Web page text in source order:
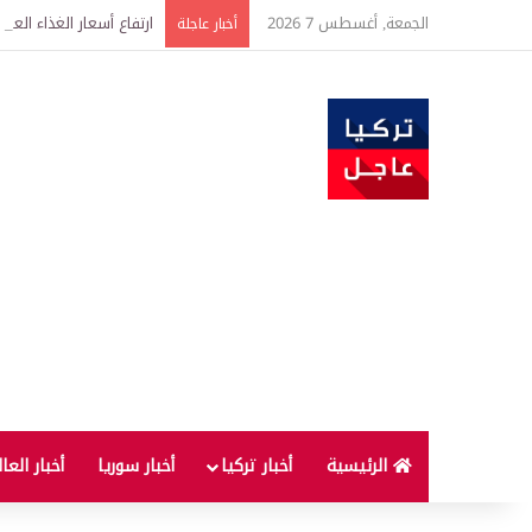
الجمعة, أغسطس 7 2026 أخبار عاجلة ارتفاع أسعار الغذاء
الرئيسية أخبار تركيا أخبار سوريا أخبار